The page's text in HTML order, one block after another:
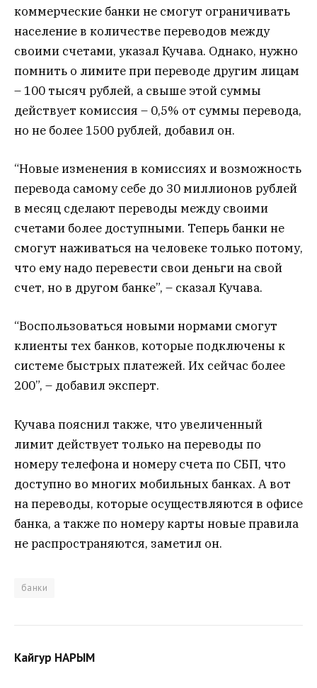
коммерческие банки не смогут ограничивать
население в количестве переводов между
своими счетами, указал Кучава. Однако, нужно
помнить о лимите при переводе другим лицам
– 100 тысяч рублей, а свыше этой суммы
действует комиссия – 0,5% от суммы перевода,
но не более 1500 рублей, добавил он.
“Новые изменения в комиссиях и возможность
перевода самому себе до 30 миллионов рублей
в месяц сделают переводы между своими
счетами более доступными. Теперь банки не
смогут наживаться на человеке только потому,
что ему надо перевести свои деньги на свой
счет, но в другом банке”, – сказал Кучава.
“Воспользоваться новыми нормами смогут
клиенты тех банков, которые подключены к
системе быстрых платежей. Их сейчас более
200”, – добавил эксперт.
Кучава пояснил также, что увеличенный
лимит действует только на переводы по
номеру телефона и номеру счета по СБП, что
доступно во многих мобильных банках. А вот
на переводы, которые осуществляются в офисе
банка, а также по номеру карты новые правила
не распространяются, заметил он.
банки
Кайгур НАРЫМ